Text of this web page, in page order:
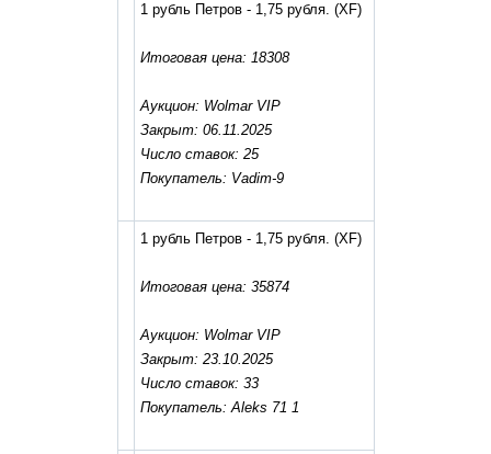
1 рубль Петров - 1,75 рубля. (XF)
Итоговая цена: 18308
Аукцион: Wolmar VIP
Закрыт: 06.11.2025
Число ставок: 25
Покупатель: Vadim-9
1 рубль Петров - 1,75 рубля. (XF)
Итоговая цена: 35874
Аукцион: Wolmar VIP
Закрыт: 23.10.2025
Число ставок: 33
Покупатель: Aleks 71 1